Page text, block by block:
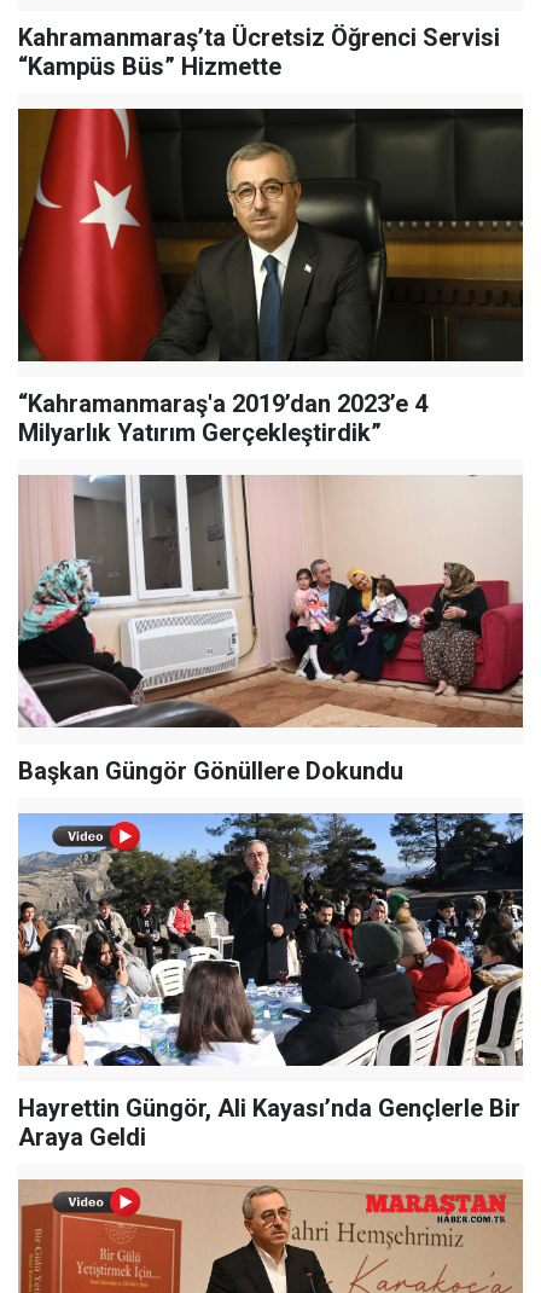
Kahramanmaraş’ta Ücretsiz Öğrenci Servisi
“Kampüs Büs” Hizmette
“Kahramanmaraş'a 2019’dan 2023’e 4
Milyarlık Yatırım Gerçekleştirdik”
Başkan Güngör Gönüllere Dokundu
Hayrettin Güngör, Ali Kayası’nda Gençlerle Bir
Araya Geldi